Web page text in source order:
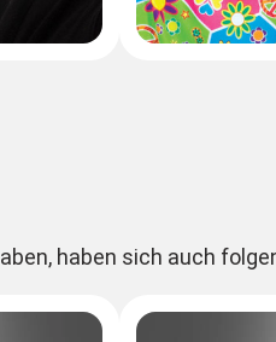
haben sich auch